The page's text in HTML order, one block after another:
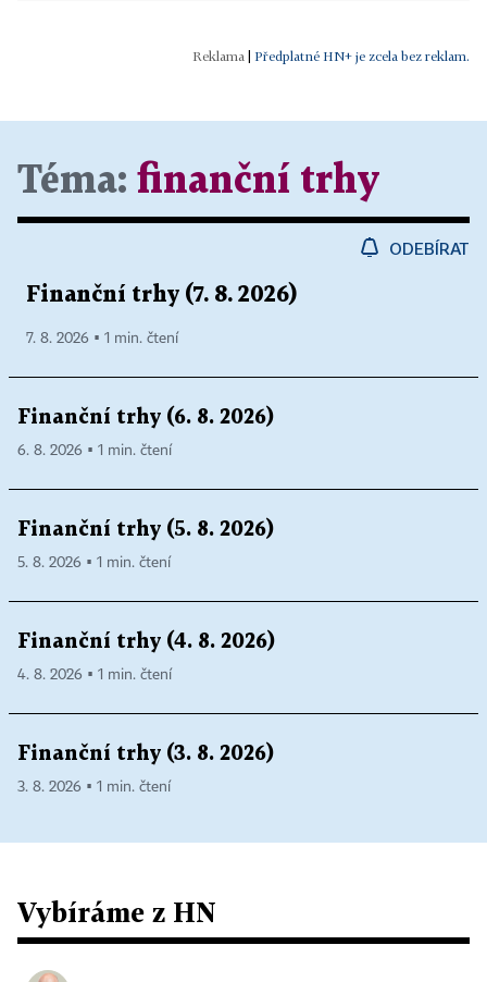
Předplatné HN+ je zcela bez reklam.
Téma: finanční trhy
ODEBÍRAT
Finanční trhy (7. 8. 2026)
7. 8. 2026 ▪ 1 min. čtení
Finanční trhy (6. 8. 2026)
6. 8. 2026 ▪ 1 min. čtení
Finanční trhy (5. 8. 2026)
5. 8. 2026 ▪ 1 min. čtení
Finanční trhy (4. 8. 2026)
4. 8. 2026 ▪ 1 min. čtení
Finanční trhy (3. 8. 2026)
3. 8. 2026 ▪ 1 min. čtení
Vybíráme z HN